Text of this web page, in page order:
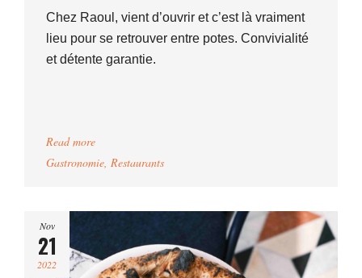
Chez Raoul, vient d’ouvrir et c’est là vraiment
lieu pour se retrouver entre potes. Convivialité
et détente garantie.
Read more
Gastronomie, Restaurants
Nov
21
2022